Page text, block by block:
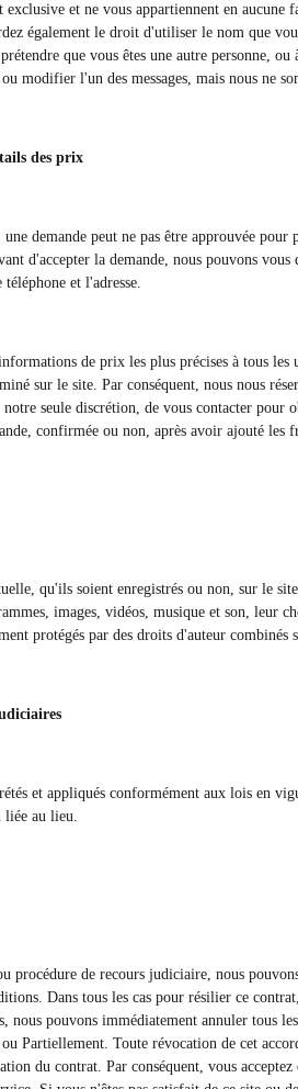
et ne vous appartiennent en
également le droit d'utiliser le nom que
que vous êtes une autre personne,
modifier l'un des messages, mais nous ne
des prix
demande peut ne pas être approuvée
d'accepter la demande, nous pouvons
et l'adresse.
de prix les plus précises à tous
sur le site. Par conséquent, nous nous
seule discrétion, de vous contacter
confirmée ou non, après avoir ajouté les
qu'ils soient enregistrés ou non, sur le
images, vidéos, musique et son, leur
protégés par des droits d'auteur
et appliqués conformément aux lois en
liée au lieu.
procédure de recours judiciaire, nous
Dans tous les cas pour résilier ce
nous pouvons immédiatement annuler tous
Partiellement. Toute révocation de cet
du contrat. Par conséquent, vous